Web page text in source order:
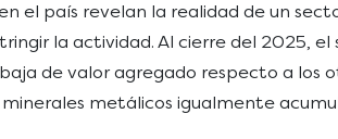
el país revelan la realidad de un
la actividad. Al cierre del 2025,
de valor agregado respecto a los
metálicos igualmente